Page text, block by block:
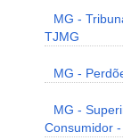
MG -
TJMG
MG -
MG -
Consumidor